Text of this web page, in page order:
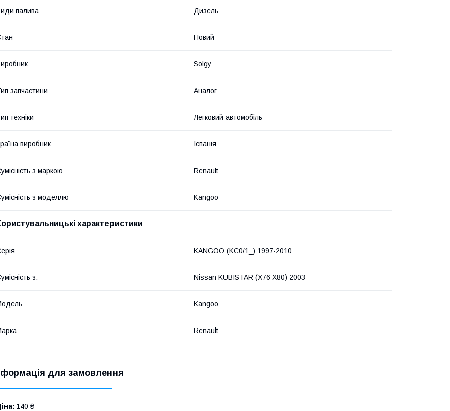
палива Дизель
Новий
Solgy
запчастини Аналог
техніки Легковий автомобіль
виробник Іспанія
з маркою Renault
з моделлю Kangoo
характеристики
KANGOO (KC0/1_) 1997-2010
з: Nissan KUBISTAR (X76 X80) 2003-
Kangoo
Renault
для замовлення
140 ₴